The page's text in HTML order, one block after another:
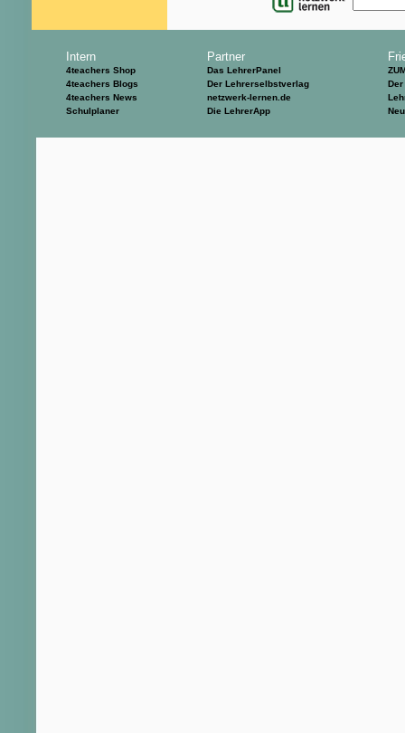
Intern
4teachers Shop
4teachers Blogs
4teachers News
Schulplaner
Partner
Das LehrerPanel
Der Lehrerselbstverlag
netzwerk-lernen.de
Die LehrerApp